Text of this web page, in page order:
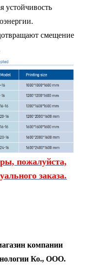
устойчивость
смещение
пожалуйста,
заказа.
компании
Ко., ООО.